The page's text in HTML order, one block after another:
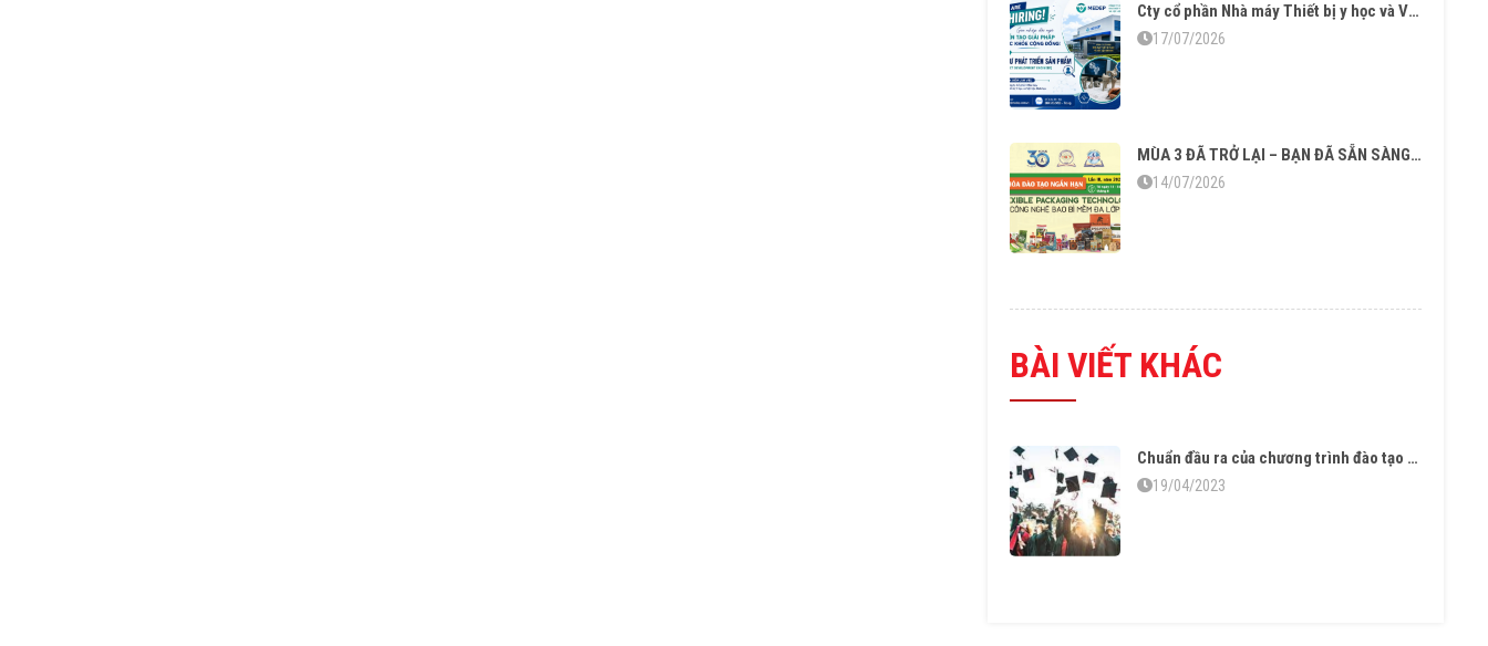
Cty cổ phần Nhà máy Thiết bị y học và Vật liệu sinh học tuyển dụng
17/07/2026
MÙA 3 ĐÃ TRỞ LẠI – BẠN ĐÃ SẴN SÀNG CHO “CÔNG NGHỆ BAO BÌ MỀM ĐA LỚP”?
14/07/2026
BÀI VIẾT KHÁC
Chuẩn đầu ra của chương trình đào tạo Cử nhân ngành KHVL
19/04/2023